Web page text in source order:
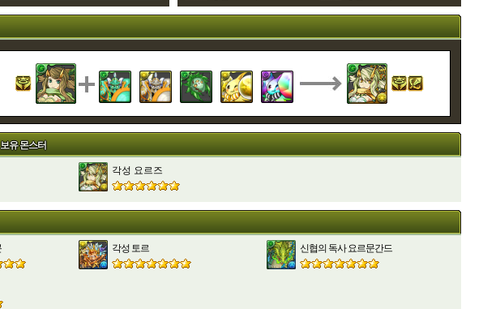
유 몬스터
각성 요르즈
각성 토르 신협의 독사 요르문간드